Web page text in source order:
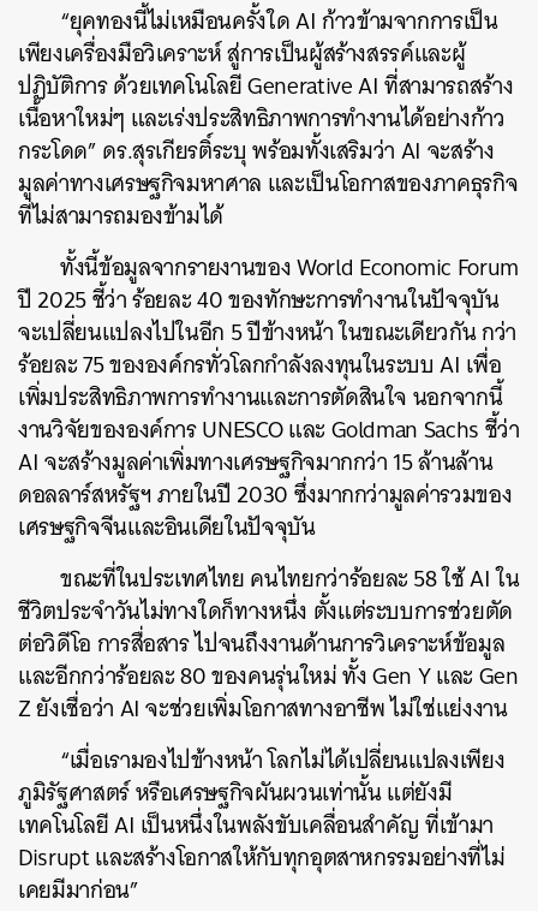
“ยุคทองนี้ไม่เหมือนครั้งใด AI ก้าวข้ามจากการเป็น
เพียงเครื่องมือวิเคราะห์ สู่การเป็นผู้สร้างสรรค์และผู้
ปฏิบัติการ ด้วยเทคโนโลยี Generative AI ที่สามารถสร้าง
เนื้อหาใหม่ๆ และเร่งประสิทธิภาพการทำงานได้อย่างก้าว
กระโดด” ดร.สุรเกียรติ์ระบุ พร้อมทั้งเสริมว่า AI จะสร้าง
มูลค่าทางเศรษฐกิจมหาศาล และเป็นโอกาสของภาคธุรกิจ
ที่ไม่สามารถมองข้ามได้
ทั้งนี้ข้อมูลจากรายงานของ World Economic Forum
ปี 2025 ชี้ว่า ร้อยละ 40 ของทักษะการทำงานในปัจจุบัน
จะเปลี่ยนแปลงไปในอีก 5 ปีข้างหน้า ในขณะเดียวกัน กว่า
ร้อยละ 75 ขององค์กรทั่วโลกกำลังลงทุนในระบบ AI เพื่อ
เพิ่มประสิทธิภาพการทำงานและการตัดสินใจ นอกจากนี้
งานวิจัยขององค์การ UNESCO และ Goldman Sachs ชี้ว่า
AI จะสร้างมูลค่าเพิ่มทางเศรษฐกิจมากกว่า 15 ล้านล้าน
ดอลลาร์สหรัฐฯ ภายในปี 2030 ซึ่งมากกว่ามูลค่ารวมของ
เศรษฐกิจจีนและอินเดียในปัจจุบัน
ขณะที่ในประเทศไทย คนไทยกว่าร้อยละ 58 ใช้ AI ใน
ชีวิตประจำวันไม่ทางใดก็ทางหนึ่ง ตั้งแต่ระบบการช่วยตัด
ต่อวิดีโอ การสื่อสาร ไปจนถึงงานด้านการวิเคราะห์ข้อมูล
และอีกกว่าร้อยละ 80 ของคนรุ่นใหม่ ทั้ง Gen Y และ Gen
Z ยังเชื่อว่า AI จะช่วยเพิ่มโอกาสทางอาชีพ ไม่ใช่แย่งงาน
“เมื่อเรามองไปข้างหน้า โลกไม่ได้เปลี่ยนแปลงเพียง
ภูมิรัฐศาสตร์ หรือเศรษฐกิจผันผวนเท่านั้น แต่ยังมี
เทคโนโลยี AI เป็นหนึ่งในพลังขับเคลื่อนสำคัญ ที่เข้ามา
Disrupt และสร้างโอกาสให้กับทุกอุตสาหกรรมอย่างที่ไม่
เคยมีมาก่อน”
SHARE TWEET LINE EMAIL